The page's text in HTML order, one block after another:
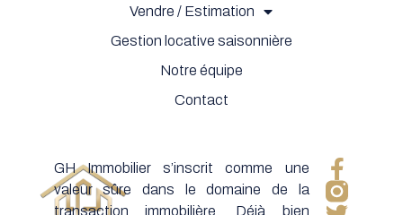
GH Immobilier s’inscrit comme une
valeur sûre dans le domaine de la
transaction immobilière. Déjà bien
Vendre / Estimation
Gestion locative saisonnière
Notre équipe
Contact